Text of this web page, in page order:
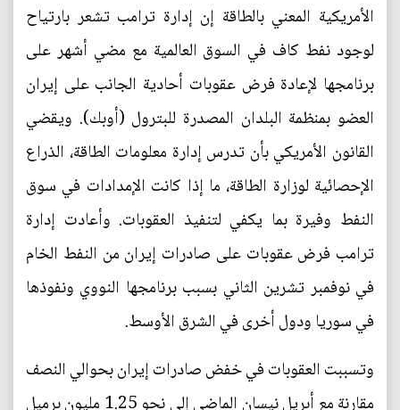
الأمريكية المعني بالطاقة إن إدارة ترامب تشعر بارتياح
لوجود نفط كاف في السوق العالمية مع مضي أشهر على
برنامجها لإعادة فرض عقوبات أحادية الجانب على إيران
العضو بمنظمة البلدان المصدرة للبترول (أوبك). ويقضي
القانون الأمريكي بأن تدرس إدارة معلومات الطاقة، الذراع
الإحصائية لوزارة الطاقة، ما إذا كانت الإمدادات في سوق
النفط وفيرة بما يكفي لتنفيذ العقوبات. وأعادت إدارة
ترامب فرض عقوبات على صادرات إيران من النفط الخام
في نوفمبر تشرين الثاني بسبب برنامجها النووي ونفوذها
في سوريا ودول أخرى في الشرق الأوسط.
وتسببت العقوبات في خفض صادرات إيران بحوالي النصف